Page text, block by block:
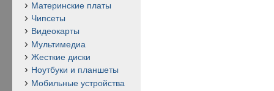
Материнские платы
Чипсеты
Видеокарты
Мультимедиа
Жесткие диски
Ноутбуки и планшеты
Мобильные устройства